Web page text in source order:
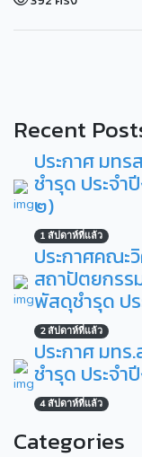
Recent
ประกาศ มท
ชำรุด ประจ
๒)
1 สัปดาห์ที่แล้ว
ประกาศคณะ
สถาปัตยกรร
พัสดุชำรุด ป
2 สัปดาห์ที่แล้ว
ประกาศ มท
ชำรุด ประจ
4 สัปดาห์ที่แล้ว
Categories